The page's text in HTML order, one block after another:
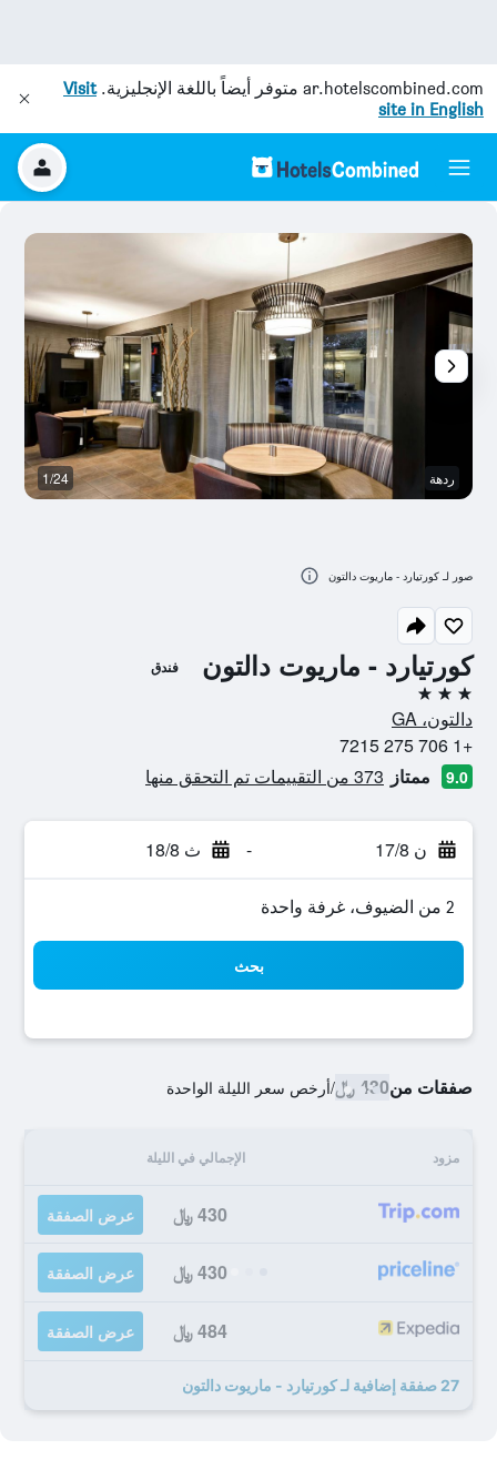
ar.hotelscombined.com متوفر أيضاً باللغة الإنجليزية.Visit
site in English
كورتيارد - ماريوت دالتون فندق
3 نجوم
دالتون، GA
+1 706 275 7215
9.0 ممتاز 373 من التقييمات تم التحقق منها
ن 17/8 - ث 18/8
2 من الضيوف، غرفة واحدة
بحث
صفقات من430 ﷼ /أرخص سعر الليلة الواحدة
مزود الإجمالي في الليلة
430 ﷼ عرض الصفقة
430 ﷼ عرض الصفقة
484 ﷼ عرض الصفقة
27 صفقة إضافية لـ كورتيارد - ماريوت دالتون
ردهة 1/24
صور لـ كورتيارد - ماريوت دالتون